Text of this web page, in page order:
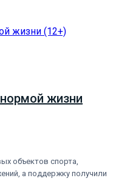
жизни
объектов спорта,
а поддержку получили